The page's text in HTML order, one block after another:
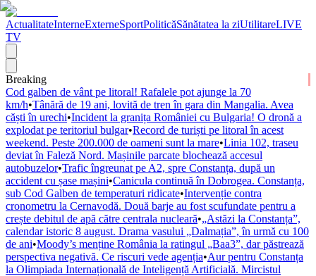
ActualitateInterneExterneSportPoliticăSănătatea la ziUtilitareLIVE
TV
Breaking
Cod galben de vânt pe litoral! Rafalele pot ajunge la 70
km/h•Tânără de 19 ani, lovită de tren în gara din Mangalia. Avea
căști în urechi•Incident la granița României cu Bulgaria! O dronă a
explodat pe teritoriul bulgar•Record de turiști pe litoral în acest
weekend. Peste 200.000 de oameni sunt la mare•Linia 102, traseu
deviat în Faleză Nord. Mașinile parcate blochează accesul
autobuzelor•Trafic îngreunat pe A2, spre Constanța, după un
accident cu șase mașini•Canicula continuă în Dobrogea. Constanța,
sub Cod Galben de temperaturi ridicate•Intervenție contra
cronometru la Cernavodă. Două barje au fost scufundate pentru a
crește debitul de apă către centrala nucleară•„Astăzi la Constanța”,
calendar istoric 8 august. Drama vasului „Dalmația”, în urmă cu 100
de ani•Moody’s menține România la ratingul „Baa3”, dar păstrează
perspectiva negativă. Ce riscuri vede agenția•Aur pentru Constanța
la Olimpiada Internațională de Inteligență Artificială. Mircistul